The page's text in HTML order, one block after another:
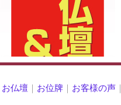
お仏壇 ｜ お位牌｜ お客様の声｜